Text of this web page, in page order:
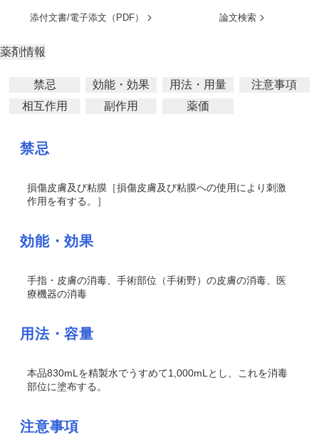
添付文書/電子添文（PDF） 論文検索
薬剤情報
禁忌 効能・効果 用法・用量
注意事項
相互作用
副作用 薬価
禁忌
損傷皮膚及び粘膜［損傷皮膚及び粘膜への使用により刺激
作用を有する。］
効能・効果
手指・皮膚の消毒、手術部位（手術野）の皮膚の消毒、医
療機器の消毒
用法・容量
本品830mLを精製水でうすめて1,000mLとし、これを消毒
部位に塗布する。
注意事項